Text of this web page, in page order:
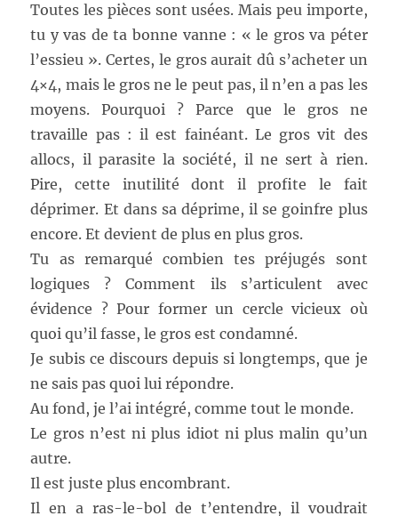
Toutes les pièces sont usées. Mais peu importe,
tu y vas de ta bonne vanne : « le gros va péter
l’essieu ». Certes, le gros aurait dû s’acheter un
4×4, mais le gros ne le peut pas, il n’en a pas les
moyens. Pourquoi ? Parce que le gros ne
travaille pas : il est fainéant. Le gros vit des
allocs, il parasite la société, il ne sert à rien.
Pire, cette inutilité dont il profite le fait
déprimer. Et dans sa déprime, il se goinfre plus
encore. Et devient de plus en plus gros.
Tu as remarqué combien tes préjugés sont
logiques ? Comment ils s’articulent avec
évidence ? Pour former un cercle vicieux où
quoi qu’il fasse, le gros est condamné.
Je subis ce discours depuis si longtemps, que je
ne sais pas quoi lui répondre.
Au fond, je l’ai intégré, comme tout le monde.
Le gros n’est ni plus idiot ni plus malin qu’un
autre.
Il est juste plus encombrant.
Il en a ras-le-bol de t’entendre, il voudrait